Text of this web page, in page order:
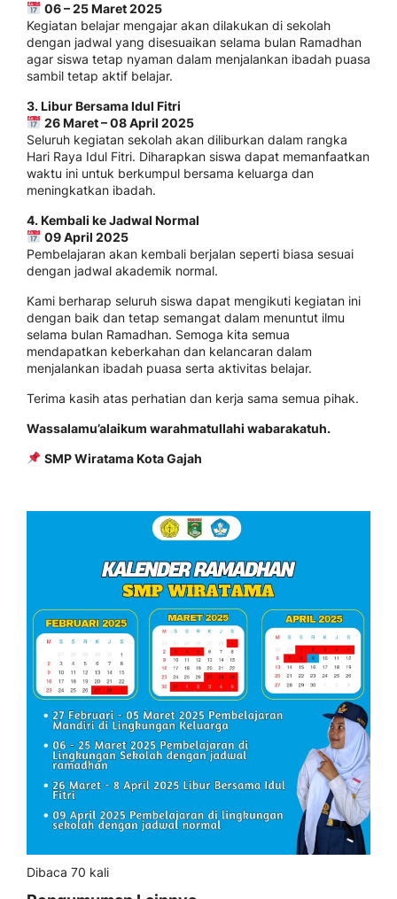
06 – 25 Maret 2025
Kegiatan belajar mengajar akan dilakukan di sekolah
dengan jadwal yang disesuaikan selama bulan Ramadhan
agar siswa tetap nyaman dalam menjalankan ibadah puasa
sambil tetap aktif belajar.
3. Libur Bersama Idul Fitri
26 Maret – 08 April 2025
Seluruh kegiatan sekolah akan diliburkan dalam rangka
Hari Raya Idul Fitri. Diharapkan siswa dapat memanfaatkan
waktu ini untuk berkumpul bersama keluarga dan
meningkatkan ibadah.
4. Kembali ke Jadwal Normal
09 April 2025
Pembelajaran akan kembali berjalan seperti biasa sesuai
dengan jadwal akademik normal.
Kami berharap seluruh siswa dapat mengikuti kegiatan ini
dengan baik dan tetap semangat dalam menuntut ilmu
selama bulan Ramadhan. Semoga kita semua
mendapatkan keberkahan dan kelancaran dalam
menjalankan ibadah puasa serta aktivitas belajar.
Terima kasih atas perhatian dan kerja sama semua pihak.
Wassalamu’alaikum warahmatullahi wabarakatuh.
SMP Wiratama Kota Gajah
Dibaca 70 kali